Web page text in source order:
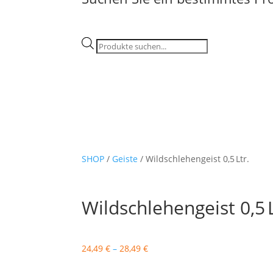
Products
SHOP / Geiste / Wildschlehengeist 0,5 Ltr.
Wildschlehengeist 0,5
24,49€ – 28,49€